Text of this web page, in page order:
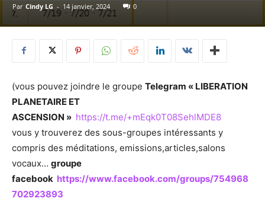
Par Cindy LG - 14 janvier, 2024 0
(vous pouvez joindre le groupe Telegram « LIBERATION
PLANETAIRE ET
ASCENSION » https://t.me/+mEqk0T08SehlMDE8
vous y trouverez des sous-groupes intéressants y
compris des méditations, emissions,articles,salons
vocaux… groupe
facebook https://www.facebook.com/groups/754968
702923893